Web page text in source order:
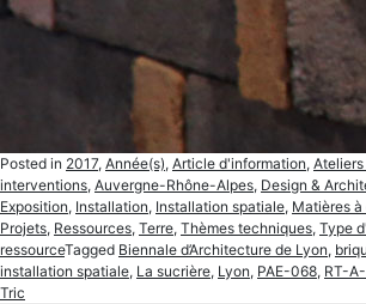
Posted in 2017, Année(s), Article d'information,
interventions, Auvergne-Rhône-Alpes, Design &
Exposition, Installation, Installation spatiale, Matières
Projets, Ressources, Terre, Thèmes techniques, Type
ressourceTagged Biennale d’Architecture de Lyon,
installation spatiale, La sucrière, Lyon, PAE-068, RT-
Tric